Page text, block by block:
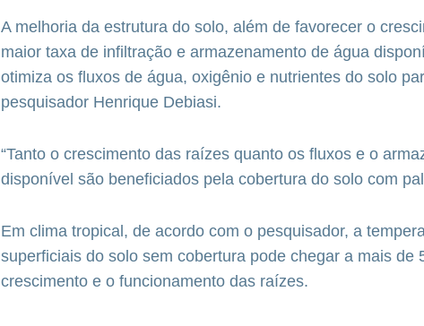
A melhoria da estrutura do solo, além de favorecer o
maior taxa de infiltração e armazenamento de água
otimiza os fluxos de água, oxigênio e nutrientes do solo
pesquisador Henrique Debiasi.
“Tanto o crescimento das raízes quanto os fluxos e o
disponível são beneficiados pela cobertura do solo com
Em clima tropical, de acordo com o pesquisador, a
superficiais do solo sem cobertura pode chegar a mais de
crescimento e o funcionamento das raízes.